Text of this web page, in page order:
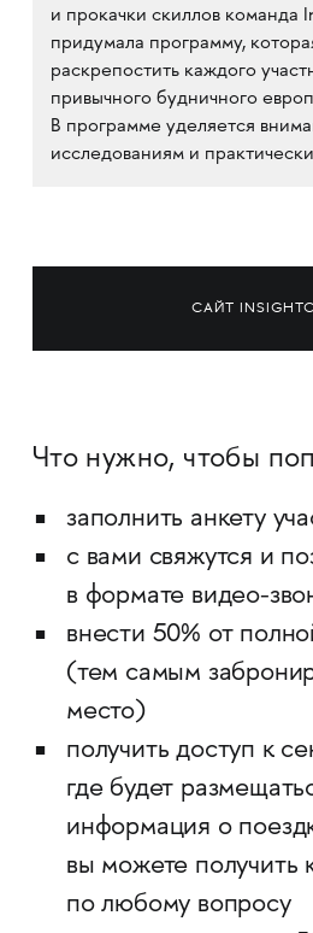
и прокачки скиллов команда
придумала программу,
раскрепостить каждого
привычного будничного
В программе уделяется
исследованиям и
САЙТ
Что нужно, чтобы
заполнить анкету
с вами свяжутся и
в формате видео-
внести 50% от
(тем самым
место)
получить доступ к
где будет
информация о
вы можете получить
по любому вопросу